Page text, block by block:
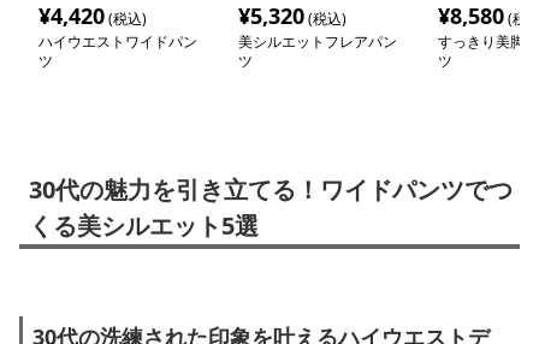
¥4,420(税込)
ハイウエストワイドパン
ツ
¥5,320(税込)
美シルエットフレアパン
ツ
¥8,580(税
すっきり美脚
ツ
30代の魅力を引き立てる！ワイドパンツでつ
くる美シルエット5選
30代の洗練された印象を叶えるハイウエストデ